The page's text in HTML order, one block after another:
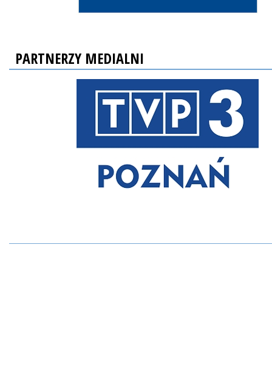
PARTNERZY MEDIALNI